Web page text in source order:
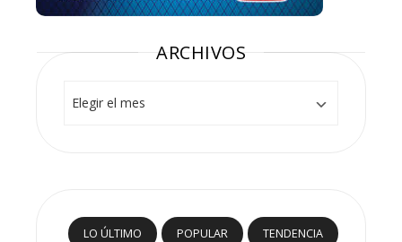
ARCHIVOS
LO ÚLTIMO POPULAR TENDENCIA